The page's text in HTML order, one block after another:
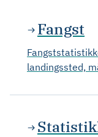
Fangst
landingssted,